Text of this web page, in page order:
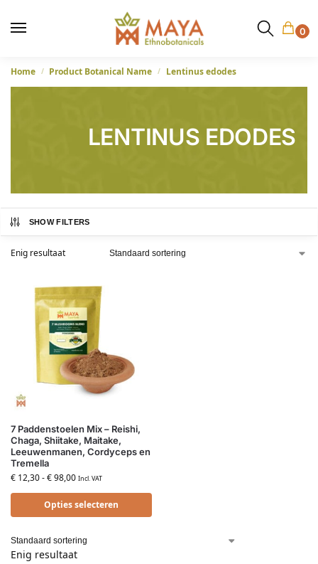
0
Home / Product Botanical Name / Lentinus edodes
LENTINUS EDODES
SHOW FILTERS
Enig resultaat
7 Paddenstoelen Mix – Reishi,
Chaga, Shiitake, Maitake,
Leeuwenmanen, Cordyceps en
Tremella
€ 12,30-€98,00 Incl. VAT
Opties selecteren
Enig resultaat